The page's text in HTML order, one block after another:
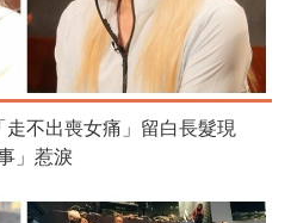
不出喪女痛」留白長髮現
」惹淚